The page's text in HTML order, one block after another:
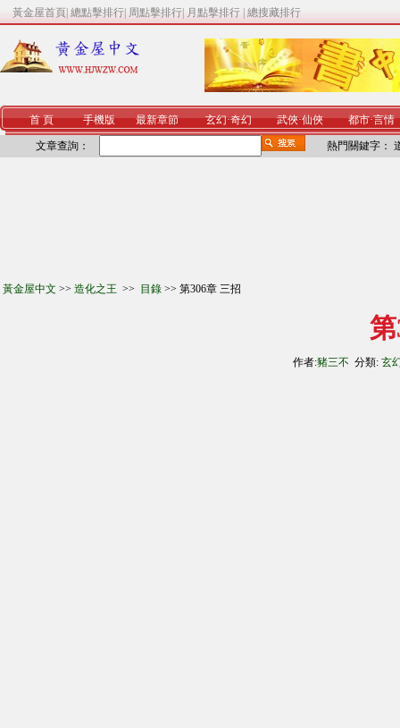
黃金屋首頁 總點擊排行 周點擊排行 月點擊排行 總搜藏排行
首 頁 手機版 最新章節 玄幻·奇幻 武俠·仙俠 都市·言情
文章查詢： 熱門關鍵字：
黃金屋中文 >> 造化之王 >> 目錄 >> 第306章 三招
作者:豬三不 分類: 玄